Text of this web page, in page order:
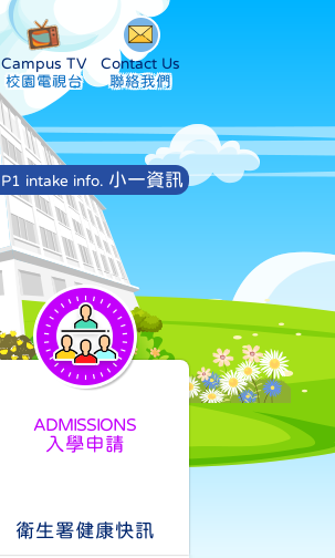
Campus TV Contact Us
P1 intake info. 小一資訊
入學申請
衛生署健康快訊